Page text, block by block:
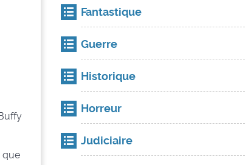
que
Fantastique
Guerre
Historique
Horreur
Judiciaire